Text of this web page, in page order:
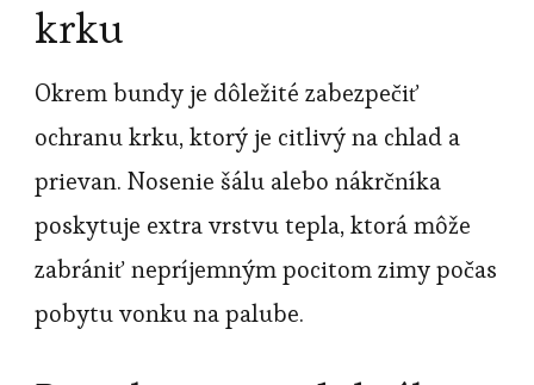
krku
Okrem bundy je dôležité zabezpečiť
ochranu krku, ktorý je citlivý na chlad a
prievan. Nosenie šálu alebo nákrčníka
poskytuje extra vrstvu tepla, ktorá môže
zabrániť nepríjemným pocitom zimy počas
pobytu vonku na palube.